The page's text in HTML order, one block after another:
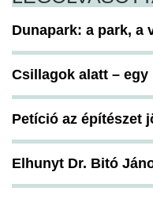
Dunapark: a park, a
Csillagok alatt –
Petíció az építészet
Elhunyt Dr. Bitó